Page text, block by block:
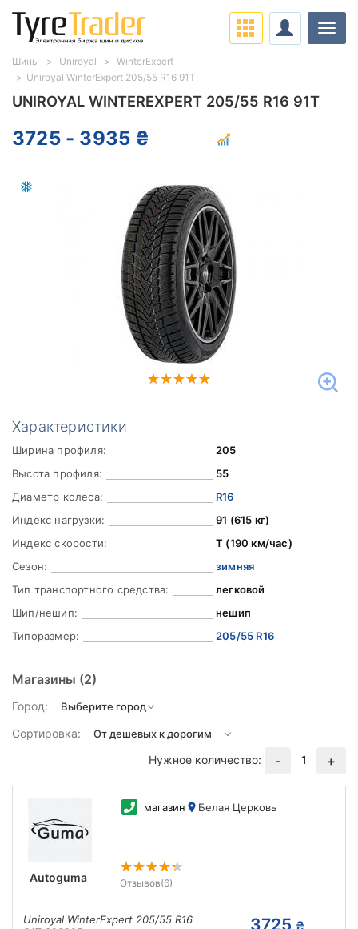
UNIROYAL WINTEREXPERT 205/55 R16 91T
3725 - 3935 ₴
Характеристики
Ширина профиля:
205
Высота профиля:
55
Диаметр колеса:
R16
Индекс нагрузки:
91 (615 кг)
Индекс скорости:
T (190 км/час)
Сезон:
зимняя
Тип транспортного средства:
легковой
Шип/нешип:
нешип
Типоразмер:
205/55 R16
Магазины (2)
Город:
Сортировка:
Нужное количество:
- 1 +
Autoguma
магазин Белая Церковь
Отзывов(6)
Uniroyal WinterExpert 205/55 R16
3725
Шины Uniroyal
WinterExpert
Uniroyal WinterExpert 205/55 R16 91T